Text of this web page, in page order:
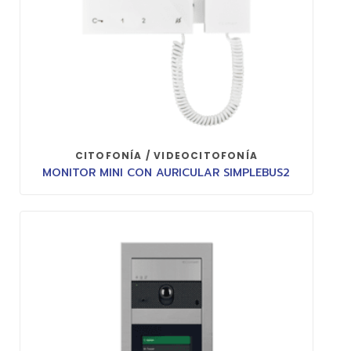
CITOFONÍA / VIDEOCITOFONÍA
MONITOR MINI CON AURICULAR SIMPLEBUS2